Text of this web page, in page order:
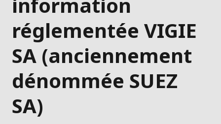
réglementée VIGIE
SA (anciennement
dénommée SUEZ
SA)